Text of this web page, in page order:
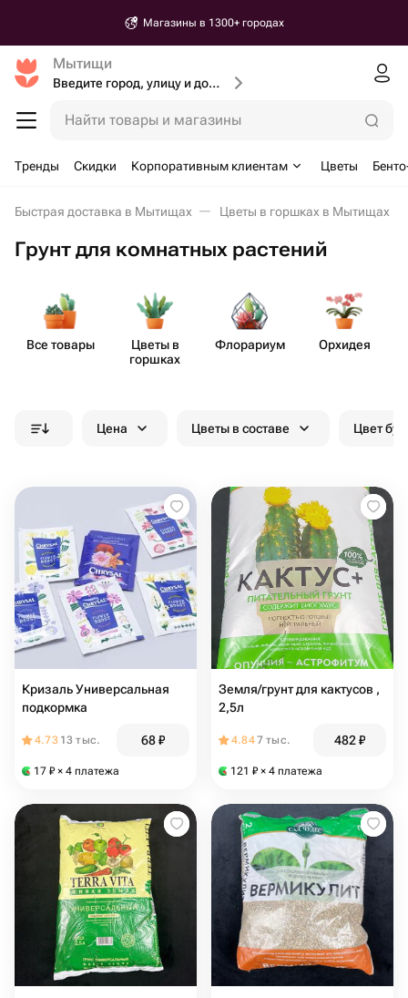
Магазины в 1300+ городах
Мытищи
Введите город, улицу и дом доставки
Найти товары и магазины
Тренды Скидки Корпоративным клиентам Цветы
Быстрая доставка в Мытищах Цветы в горшках в Мытищах
Грунт для комнатных растений
Все товары
Цветы в
горшках
Флорариум
Орхидея
Цена Цветы в составе Цвет
Кризаль Универсальная
подкормка
4.73 13 тыс. 68₽
17 ₽ × 4 платежа
Земля/грунт для кактусов ,
2,5л
4.847 тыс. 482₽
121 ₽ × 4 платежа